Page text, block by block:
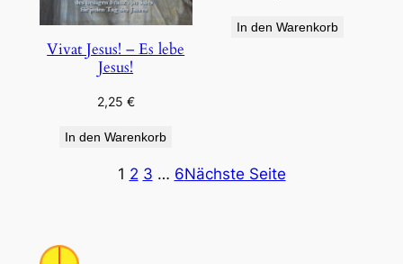
Vivat Jesus! – Es lebe
Jesus!
2,25 €
In den Warenkorb
In den Warenkorb
1 2 3 … 6Nächste Seite